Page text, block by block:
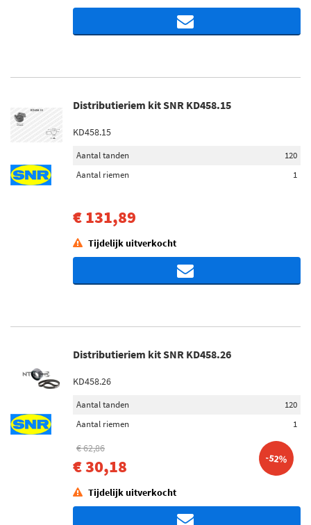
Distributieriem kit SNR KD458.15
KD458.15
Aantal tanden
120
Aantal riemen
1
€ 131,89
Tijdelijk uitverkocht
Distributieriem kit SNR KD458.26
KD458.26
Aantal tanden
120
Aantal riemen
1
€ 62,86
€ 30,18 -52%
Tijdelijk uitverkocht